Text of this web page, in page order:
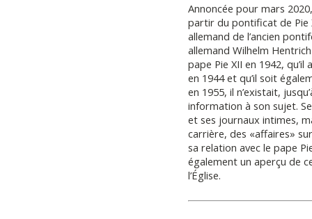
Annoncée pour mars
partir du pontificat de Pie
allemand de l’ancien
allemand Wilhelm
pape Pie XII en 1942,
en 1944 et qu’il soit
en 1955, il n’existait,
information à son sujet.
et ses journaux intimes,
carrière, des «affaires»
sa relation avec le pape
également un aperçu de
l’Église.